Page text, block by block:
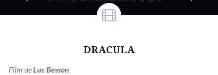
DRACULA
Film de Luc Besson